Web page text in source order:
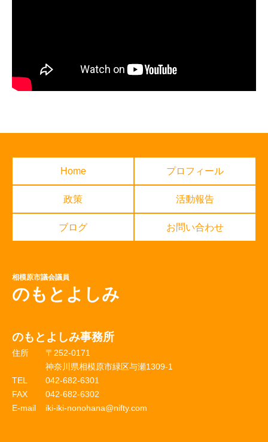
相模原市議会議員
のもとよしみ
のもとよしみ事務所
住所
〒252-0171
神奈川県相模原市緑区与瀬1309-1
TEL
042-682-6301
FAX
042-682-6302
E-mail
iki-iki-nonohana@nifty.com
Home プロフィール
政策 活動報告
ブログ お問い合わせ